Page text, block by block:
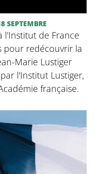
SEPTEMBRE
l'Institut de France
pour redécouvrir la
Marie Lustiger
l'Institut Lustiger,
française.